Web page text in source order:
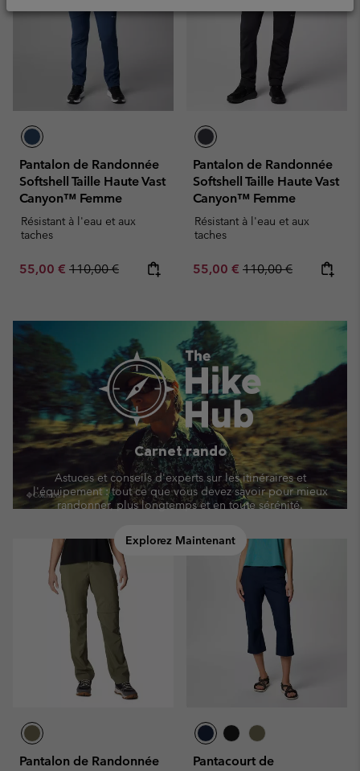
Pantalon de Randonnée
Softshell Taille Haute Vast
Canyon™ Femme
Résistant à l'eau et aux
taches
Sale price:
55,00 € Regular price:
110,00 €
Pantalon de Randonnée
Softshell Taille Haute Vast
Canyon™ Femme
Résistant à l'eau et aux
taches
Sale price:
55,00 € Regular price:
110,00 €
Carnet rando
Astuces et conseils d'experts sur les itinéraires et
l'équipement : tout ce que vous devez savoir pour mieux
randonner, plus longtemps et en toute sérénité.
Explorez Maintenant
Pantalon de Randonnée
Pantacourt de